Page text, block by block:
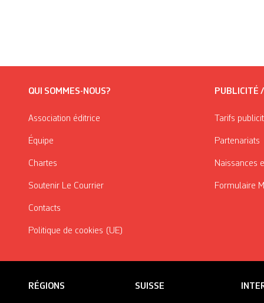
QUI SOMMES-NOUS?
Association éditrice
Équipe
Chartes
Soutenir Le Courrier
Contacts
Politique de cookies (UE)
PUBLICITÉ
Tarifs
Partenariats
Naissances
Formulaire
RÉGIONS SUISSE